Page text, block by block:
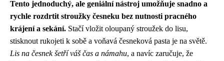
Tento jednoduchý, ale geniální nástroj umožňuje snadno a
rychle rozdrtit stroužky česneku bez nutnosti pracného
krájení a sekání. Stačí vložit oloupaný stroužek do lisu,
stisknout rukojeti k sobě a voňavá česneková pasta je na světě.
Lis na česnek šetří váš čas a námahu, a navíc zaručuje, že